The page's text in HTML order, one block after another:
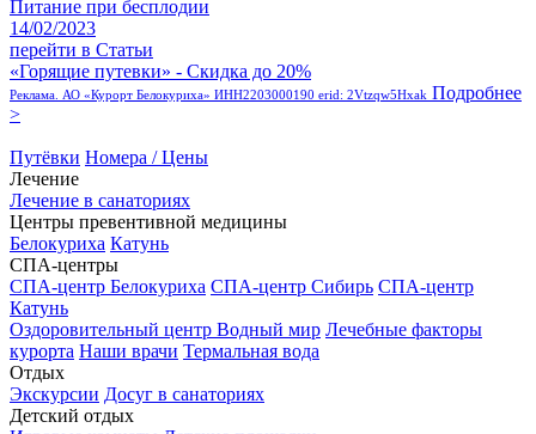
Питание при бесплодии
14/02/2023
перейти в Статьи
«Горящие путевки» - Скидка до 20%
Реклама. АО «Курорт Белокуриха» ИНН2203000190 erid: 2Vtzqw5Hxak Подробнее
>
Путёвки Номера / Цены
Лечение
Лечение в санаториях
Центры превентивной медицины
Белокуриха Катунь
СПА-центры
СПА-центр Белокуриха СПА-центр Сибирь СПА-центр
Катунь
Оздоровительный центр Водный мир Лечебные факторы
курорта Наши врачи Термальная вода
Отдых
Экскурсии Досуг в санаториях
Детский отдых